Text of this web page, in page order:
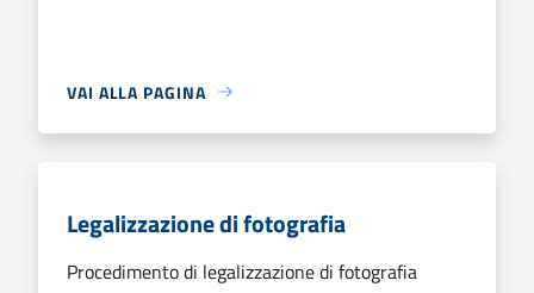
VAI ALLA PAGINA
Legalizzazione di fotografia
Procedimento di legalizzazione di fotografia